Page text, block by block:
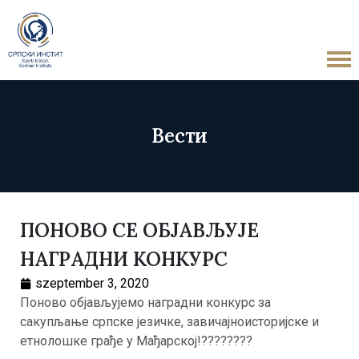
Вести
ПОНОВО СЕ ОБЈАВЉУЈЕ
НАГРАДНИ КОНКУРС
szeptember 3, 2020
Поново објављујемо наградни конкурс за
сакупљање српске језичке, завичајноисторијске и
етнолошке грађе у Мађарској!????????